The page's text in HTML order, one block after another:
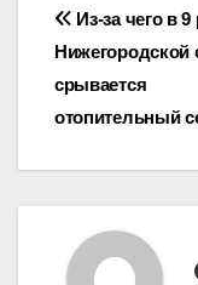
по
Из-за чего в 9
Нижегородской
срывается
отопительный